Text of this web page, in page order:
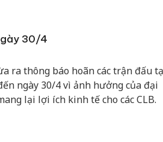
30/4
ra thông báo hoãn các trận đấu
ngày 30/4 vì ảnh hưởng của đại
lại lợi ích kinh tế cho các CLB.